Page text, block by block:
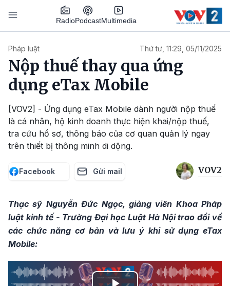
Nhảy đến nội dung
RadioPodcastMultimedia
Pháp luật Thứ tư, 11:29, 05/11/2025
Nộp thuế thay qua ứng
dụng eTax Mobile
[VOV2] - Ứng dụng eTax Mobile dành người nộp thuế
là cá nhân, hộ kinh doanh thực hiện khai/nộp thuế,
tra cứu hồ sơ, thông báo của cơ quan quản lý ngay
trên thiết bị thông minh di dộng.
Facebook Gửi mail VOV2
Thạc sỹ Nguyễn Đức Ngọc, giảng viên Khoa Pháp
luật kinh tế - Trường Đại học Luật Hà Nội trao đổi về
các chức năng cơ bản và lưu ý khi sử dụng eTax
Mobile: